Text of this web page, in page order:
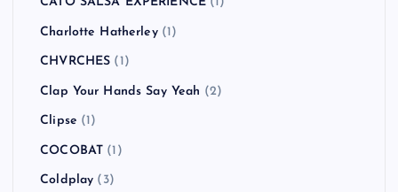
Charlotte Hatherley(1)
CHVRCHES (1)
Clap Your Hands Say Yeah (2)
Clipse (1)
COCOBAT (1)
Coldplay (3)